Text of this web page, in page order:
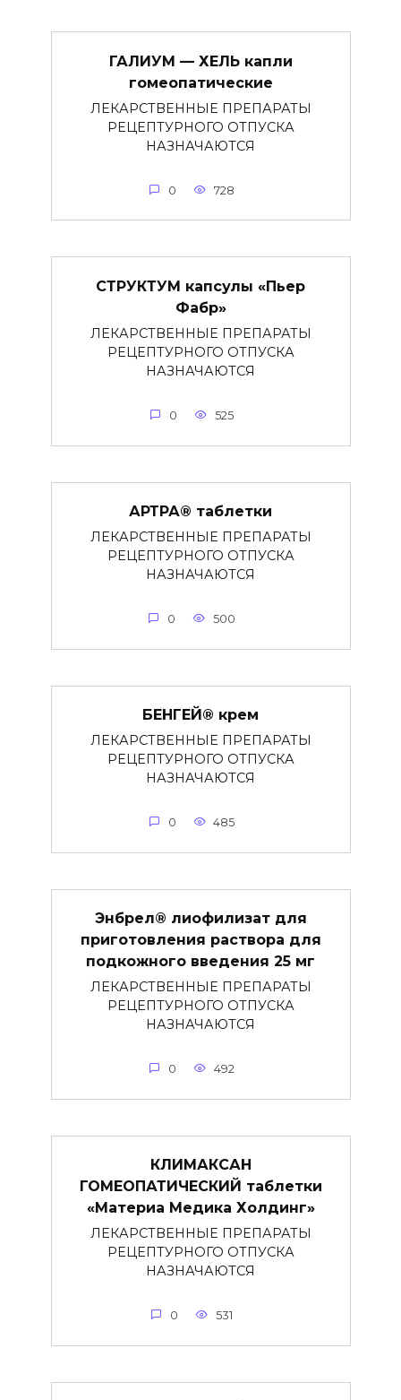
ГАЛИУМ — ХЕЛЬ капли
гомеопатические
ЛЕКАРСТВЕННЫЕ ПРЕПАРАТЫ
РЕЦЕПТУРНОГО ОТПУСКА
НАЗНАЧАЮТСЯ
0 728
СТРУКТУМ капсулы «Пьер
Фабр»
ЛЕКАРСТВЕННЫЕ ПРЕПАРАТЫ
РЕЦЕПТУРНОГО ОТПУСКА
НАЗНАЧАЮТСЯ
0 525
АРТРА® таблетки
ЛЕКАРСТВЕННЫЕ ПРЕПАРАТЫ
РЕЦЕПТУРНОГО ОТПУСКА
НАЗНАЧАЮТСЯ
0 500
БЕНГЕЙ® крем
ЛЕКАРСТВЕННЫЕ ПРЕПАРАТЫ
РЕЦЕПТУРНОГО ОТПУСКА
НАЗНАЧАЮТСЯ
0 485
Энбрел® лиофилизат для
приготовления раствора для
подкожного введения 25 мг
ЛЕКАРСТВЕННЫЕ ПРЕПАРАТЫ
РЕЦЕПТУРНОГО ОТПУСКА
НАЗНАЧАЮТСЯ
0 492
КЛИМАКСАН
ГОМЕОПАТИЧЕСКИЙ таблетки
«Материа Медика Холдинг»
ЛЕКАРСТВЕННЫЕ ПРЕПАРАТЫ
РЕЦЕПТУРНОГО ОТПУСКА
НАЗНАЧАЮТСЯ
0 531